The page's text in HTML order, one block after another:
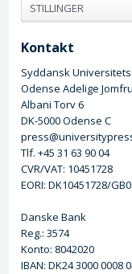
STILLINGER
Kontakt
Syddansk
Odense Adelige
Albani Torv 6
DK-5000 Odense C
Tlf. +45 31 63 90 04
CVR/VAT: 10451728
EORI: DK10451728/
Danske Bank
Reg.: 3574
Konto: 8042020
IBAN: DK24 3000 0008